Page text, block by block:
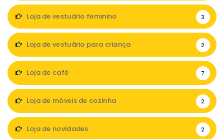
Loja de vestuário feminino 3
Loja de vestuário para criança 2
Loja de café 7
Loja de móveis de cozinha 2
Loja de novidades 2